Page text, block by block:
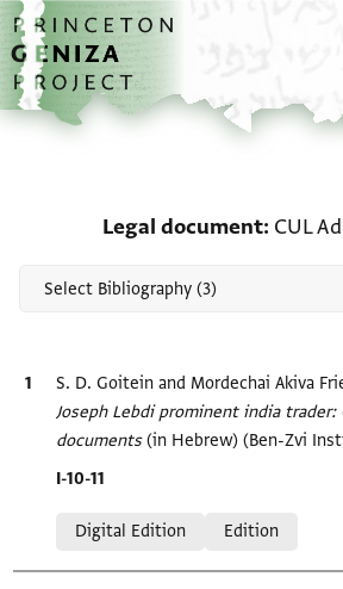
Skip to main content
home
Legal document CUL
Bibliographic citation
S. D. Goitein and Mordechai Akiva
Joseph Lebdi prominent india trader:
documents‎(in Hebrew) (Ben-Zvi
Location in source
I-10-11
Digital Edition
Edition